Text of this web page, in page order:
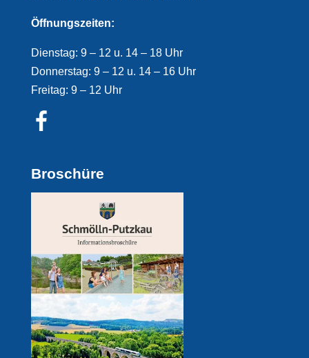
Öffnungszeiten:
Dienstag: 9 – 12 u. 14 – 18 Uhr
Donnerstag: 9 – 12 u. 14 – 16 Uhr
Freitag: 9 – 12 Uhr
Broschüre